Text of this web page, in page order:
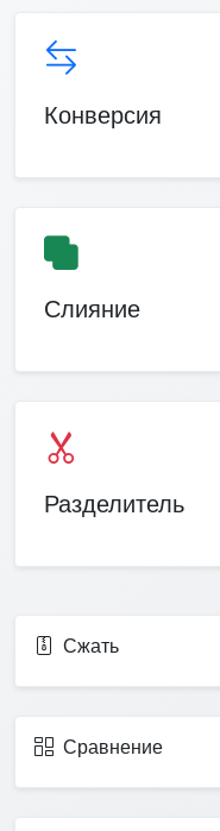
Конверсия
Слияние
Разделитель
Сжать
Сравнение